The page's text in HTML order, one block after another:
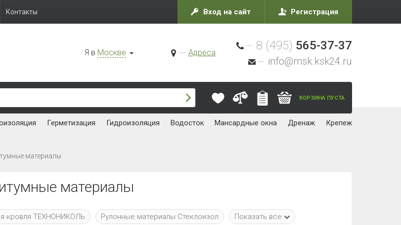
Контакты Вход на сайт Регистрация
Я в Москве Адреса
8 (495) 565-37-37
info@msk.ksk24.ru
КОРЗИНА ПУСТА
Герметизация Гидроизоляция Водосток Мансардные окна Дренаж Крепеж
материалы
материалы
кровля ТЕХНОНИКОЛЬ Рулонные материалы Стеклоизол Показать все